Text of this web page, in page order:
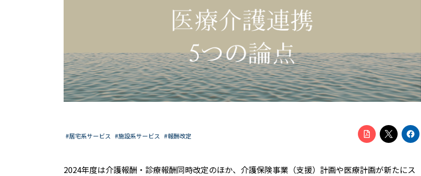
#居宅系サービス #施設系サービス #報酬改定
2024年度は介護報酬・診療報酬同時改定のほか、介護保険事業（支援）計画や医療計画が新たにス